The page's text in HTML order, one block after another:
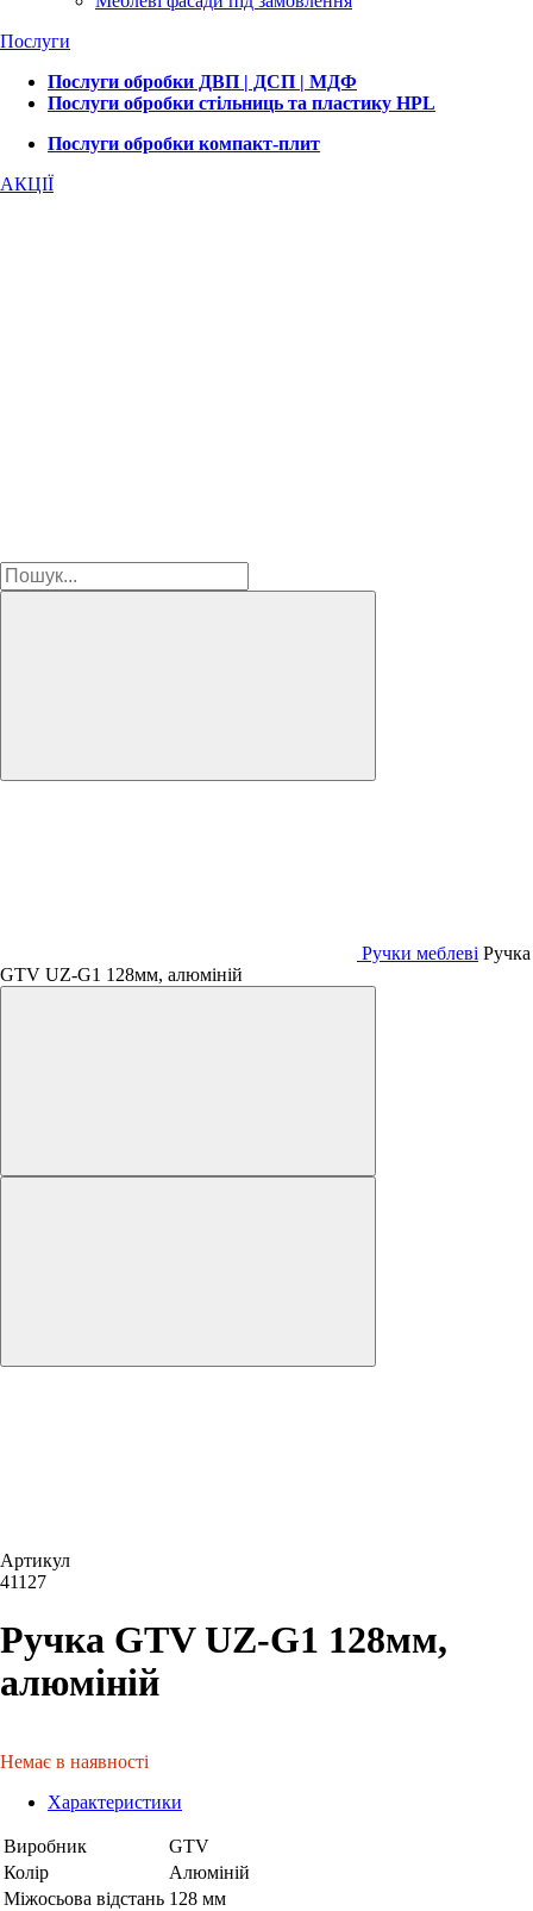
Послуги
Послуги обробки ДВП | ДСП | МДФ
Послуги обробки стільниць та пластику HPL
Послуги обробки компакт-плит
АКЦІЇ
Ручки меблеві Ручка
GTV UZ-G1 128мм, алюміній
Артикул
41127
Ручка GTV UZ-G1 128мм,
алюміній
Немає в наявності
Характеристики
Виробник
GTV
Колір
Алюміній
Міжосьова відстань 128 мм